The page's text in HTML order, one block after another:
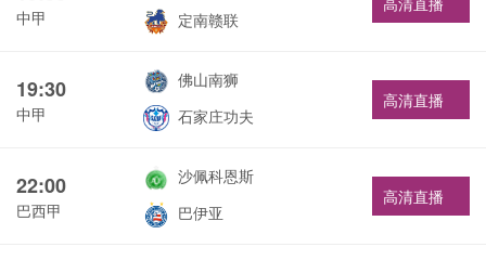
中甲
定南赣联
19:30
中甲
佛山南狮
石家庄功夫
高清直播
22:00
巴西甲
沙佩科恩斯
巴伊亚
高清直播